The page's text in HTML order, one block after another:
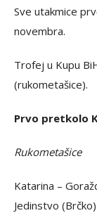
Sve utakmice
novembra.
Trofej u Kupu
(rukometašice).
Prvo pretkolo
Rukometašice
Katarina –
Jedinstvo